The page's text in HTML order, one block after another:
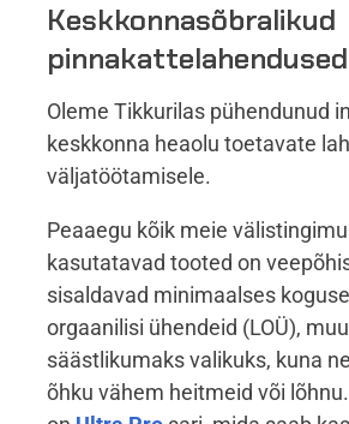
Keskkonnasõbralikud
pinnakattelahendused
Oleme Tikkurilas pühendunud
keskkonna heaolu toetavate
väljatöötamisele.
Peaaegu kõik meie
kasutatavad tooted on
sisaldavad minimaalses
orgaanilisi ühendeid (LOÜ),
säästlikumaks valikuks, kuna
õhku vähem heitmeid või